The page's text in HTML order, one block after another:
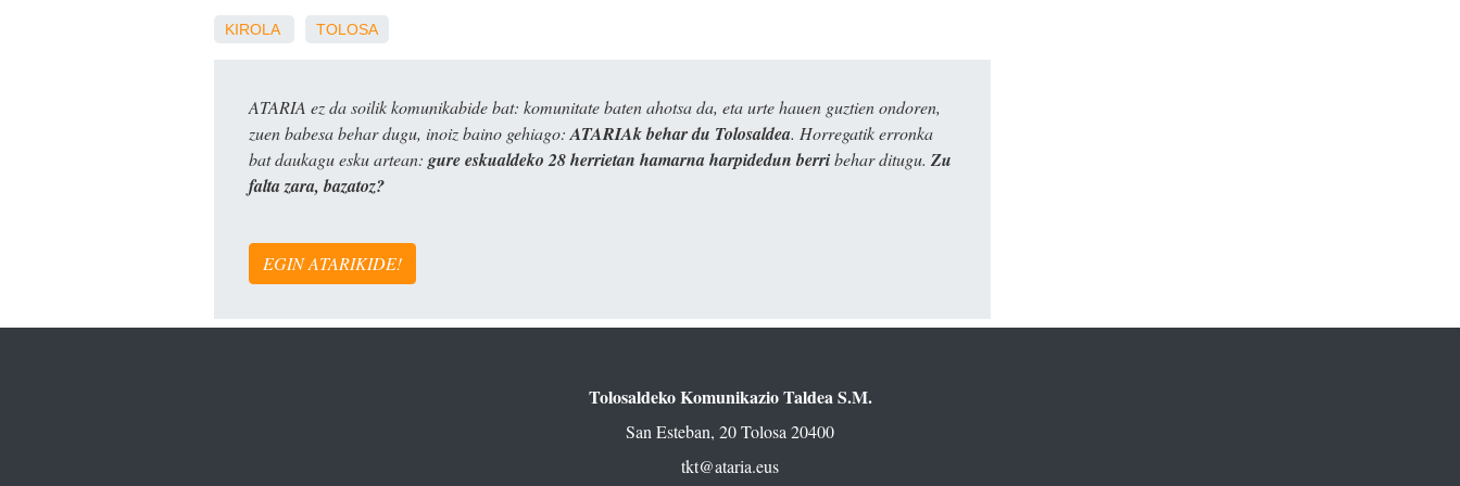
KIROLA TOLOSA
ATARIA ez da soilik komunikabide bat: komunitate baten ahotsa da, eta urte hauen guztien ondoren,
zuen babesa behar dugu, inoiz baino gehiago: ATARIAk behar du Tolosaldea. Horregatik erronka
bat daukagu esku artean: gure eskualdeko 28 herrietan hamarna harpidedun berribehar ditugu. Zu
falta zara, bazatoz?
EGIN ATARIKIDE!
Tolosaldeko Komunikazio Taldea S.M.
San Esteban, 20 Tolosa 20400
tkt@ataria.eus